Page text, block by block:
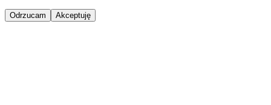
Odrzucam Akceptuję